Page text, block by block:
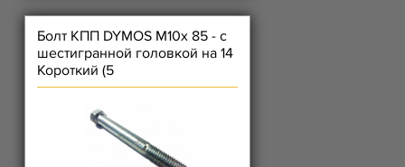
Болт КПП DYMOS М10х 85 - с
шестигранной головкой на 14
Короткий (5